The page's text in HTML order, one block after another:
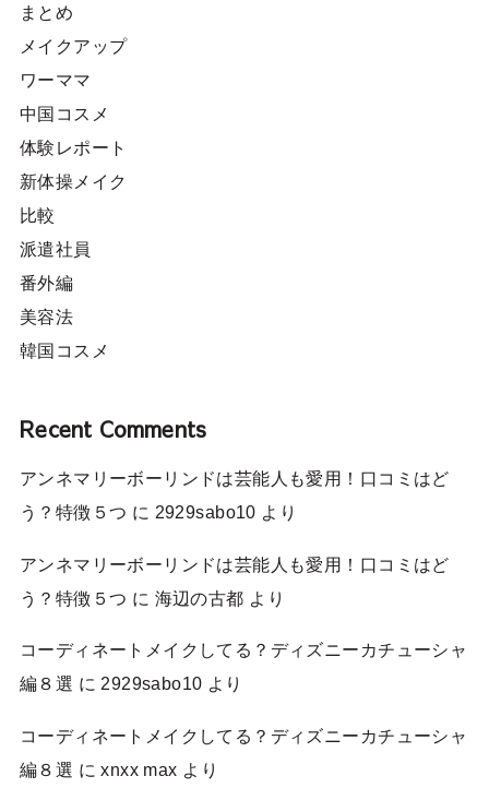
まとめ
メイクアップ
ワーママ
中国コスメ
体験レポート
新体操メイク
比較
派遣社員
番外編
美容法
韓国コスメ
Recent Comments
アンネマリーボーリンドは芸能人も愛用！口コミはど
う？特徴５つ に 2929sabo10 より
アンネマリーボーリンドは芸能人も愛用！口コミはど
う？特徴５つ に 海辺の古都 より
コーディネートメイクしてる？ディズニーカチューシャ
編８選 に 2929sabo10 より
コーディネートメイクしてる？ディズニーカチューシャ
編８選 にxnxx max より